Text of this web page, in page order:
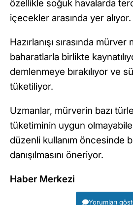
özellikle soğuk havalarda
içecekler arasında yer alıyor.
Hazırlanışı sırasında
baharatlarla birlikte
demlenmeye bırakılıyor ve
tüketiliyor.
Uzmanlar, mürverin bazı
tüketiminin uygun
düzenli kullanım öncesinde
danışılmasını öneriyor.
Haber Merkezi
Yorumları